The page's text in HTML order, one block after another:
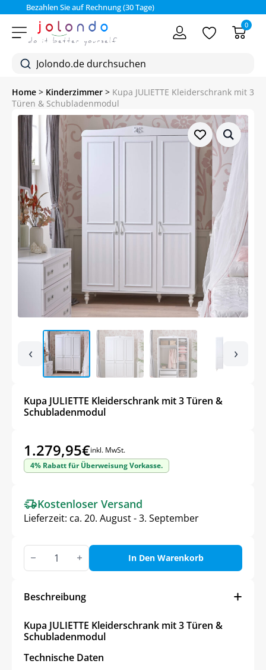
Bezahlen Sie auf Rechnung (30 Tage)
0
Home > Kinderzimmer > Kupa JULIETTE Kleiderschrank mit 3
Türen & Schubladenmodul
‹ ›
Kupa JULIETTE Kleiderschrank mit 3 Türen &
Schubladenmodul
1.279,95€inkl. MwSt.
4% Rabatt für Überweisung Vorkasse.
Kostenloser Versand
Lieferzeit: ca. 20. August - 3. September
Kupa
JULIETTE
Kleiderschrank
Türen
Menge
In Den Warenkorb
Beschreibung
Kupa JULIETTE Kleiderschrank mit 3 Türen &
Schubladenmodul
Technische Daten